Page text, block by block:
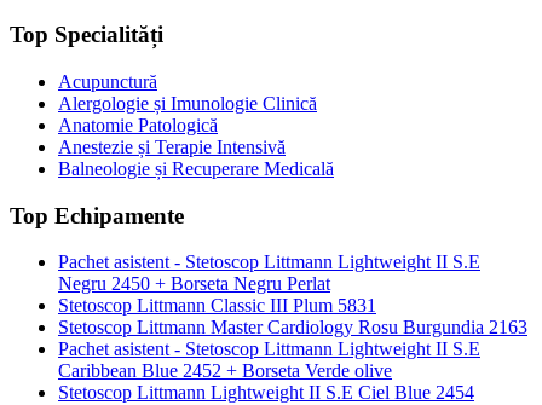
Top Specialități
Acupunctură
Alergologie și Imunologie Clinică
Anatomie Patologică
Anestezie și Terapie Intensivă
Balneologie și Recuperare Medicală
Top Echipamente
Pachet asistent - Stetoscop Littmann Lightweight II S.E
Negru 2450 + Borseta Negru Perlat
Stetoscop Littmann Classic III Plum 5831
Stetoscop Littmann Master Cardiology Rosu Burgundia 2163
Pachet asistent - Stetoscop Littmann Lightweight II S.E
Caribbean Blue 2452 + Borseta Verde olive
Stetoscop Littmann Lightweight II S.E Ciel Blue 2454